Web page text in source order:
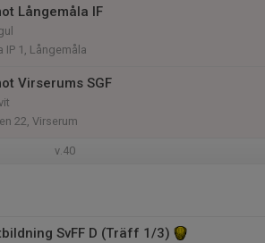
Långemåla IF
IP 1, Långemåla
Virserums SGF
22, Virserum
v.40
SvFF D (Träff 1/3)